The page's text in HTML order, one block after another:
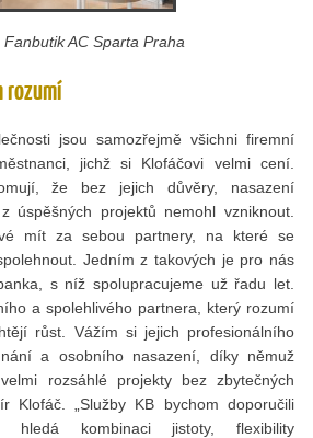
AC Sparta Praha
rozumí
jsou samozřejmě všichni firemní
jichž si Klofáčovi velmi cení.
že bez jejich důvěry, nasazení
úspěšných projektů nemohl vzniknout.
mít za sebou partnery, na které se
Jedním z takových je pro nás
s níž spolupracujeme už řadu let.
a spolehlivého partnera, který rozumí
růst. Vážím si jejich profesionálního
a osobního nasazení, díky němuž
rozsáhlé projekty bez zbytečných
Klofáč. „Služby KB bychom doporučili
hledá kombinaci jistoty, flexibility